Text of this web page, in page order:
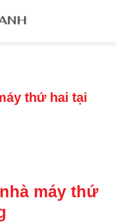
thứ hai tại
máy thứ